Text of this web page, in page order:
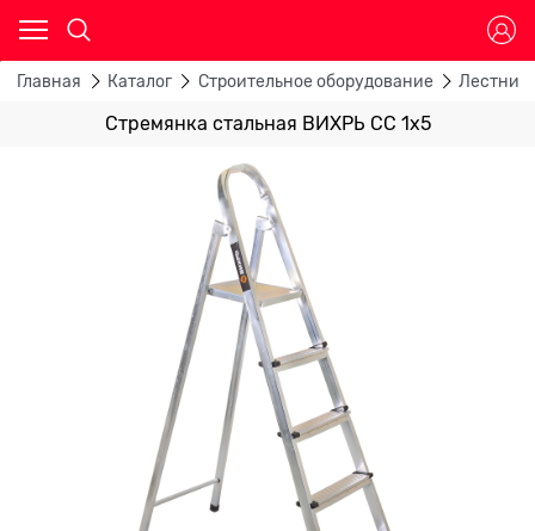
Главная Каталог Строительное оборудование
Стремянка стальная ВИХРЬ СС 1х5